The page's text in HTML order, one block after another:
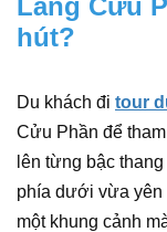
Làng Cửu
hút?
Du khách đi tour
Cửu Phần để
lên từng bậc
phía dưới vừa
một khung cảnh